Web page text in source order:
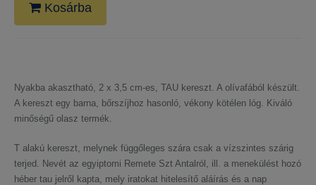
Kosárba
Nyakba akasztható, 2 x 3,5 cm-es, TAU kereszt. A olívafából készült.
A kereszt egy barna, bőrszíjhoz hasonló, vékony kötélen lóg. Kiváló
minőségű olasz termék.
T alakú kereszt, melynek függőleges szára csak a vízszintes szárig
terjed. Nevét az egyiptomi Remete Szt Antalról, ill. a menekülést hozó
héber tau jelről kapta, mely iratokat hitelesítő aláírás és a nap